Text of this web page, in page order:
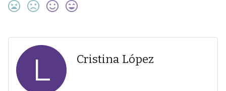
L Cristina López